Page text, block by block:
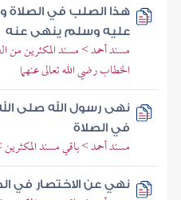
هذا الصلب في الصلاة
عليه وسلم ينهى عنه
مسند أحمد > مسند المكثرين من
الخطاب رضي الله تعالى عنهما
نهى رسول الله صلى
في الصلاة
مسند أحمد > باقي مسند
نهي عن الاختصار في